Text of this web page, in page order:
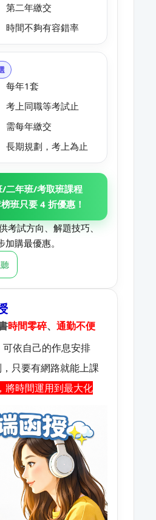
第二年繳交
時間不夠有容錯率
每年1套
考上同職等考試止
需每年繳交
長期規劃，考上為止
/二年班/考取班課程
班只要 4 折優惠！
考試方向、解題技巧、
購最優惠。
時間零碎、 通勤不便
可依自己的作息安排
只要有網路就能上課
將時間運用到最大化